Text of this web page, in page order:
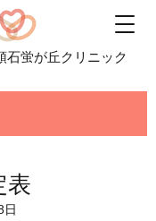
石蛍が丘クリニック
表
日